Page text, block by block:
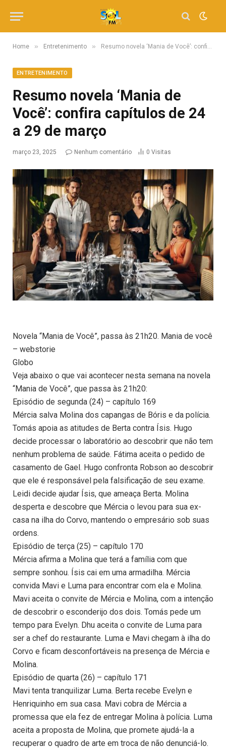
Home » Entretenimento » Resumo novela ‘Mania de Você’: confira capítulos de 24 a 29 de março
ENTRETENIMENTO
Resumo novela ‘Mania de
Você’: confira capítulos de 24
a 29 de março
março 23, 2025 Nenhum comentário 0 Visitas
Novela “Mania de Você”, passa às 21h20. Mania de você
– webstorie
Globo
Veja abaixo o que vai acontecer nesta semana na novela
“Mania de Você”, que passa às 21h20:
Episódio de segunda (24) – capítulo 169
Mércia salva Molina dos capangas de Bóris e da polícia.
Tomás apoia as atitudes de Berta contra Ísis. Hugo
decide processar o laboratório ao descobrir que não tem
nenhum problema de saúde. Fátima aceita o pedido de
casamento de Gael. Hugo confronta Robson ao descobrir
que ele é responsável pela falsificação de seu exame.
Leidi decide ajudar Ísis, que ameaça Berta. Molina
desperta e descobre que Mércia o levou para sua ex-
casa na ilha do Corvo, mantendo o empresário sob suas
ordens.
Episódio de terça (25) – capítulo 170
Mércia afirma a Molina que terá a família com que
sempre sonhou. Ísis cai em uma armadilha. Mércia
convida Mavi e Luma para encontrar com ela e Molina.
Mavi aceita o convite de Mércia e Molina, com a intenção
de descobrir o esconderijo dos dois. Tomás pede um
tempo para Evelyn. Dhu aceita o convite de Luma para
ser a chef do restaurante. Luma e Mavi chegam à ilha do
Corvo e ficam desconfortáveis na presença de Mércia e
Molina.
Episódio de quarta (26) – capítulo 171
Mavi tenta tranquilizar Luma. Berta recebe Evelyn e
Henriquinho em sua casa. Mavi cobra de Mércia a
promessa que ela fez de entregar Molina à polícia. Luma
aceita a proposta de Molina, que promete ajudá-la a
recuperar o quadro de arte em troca de não denunciá-lo.